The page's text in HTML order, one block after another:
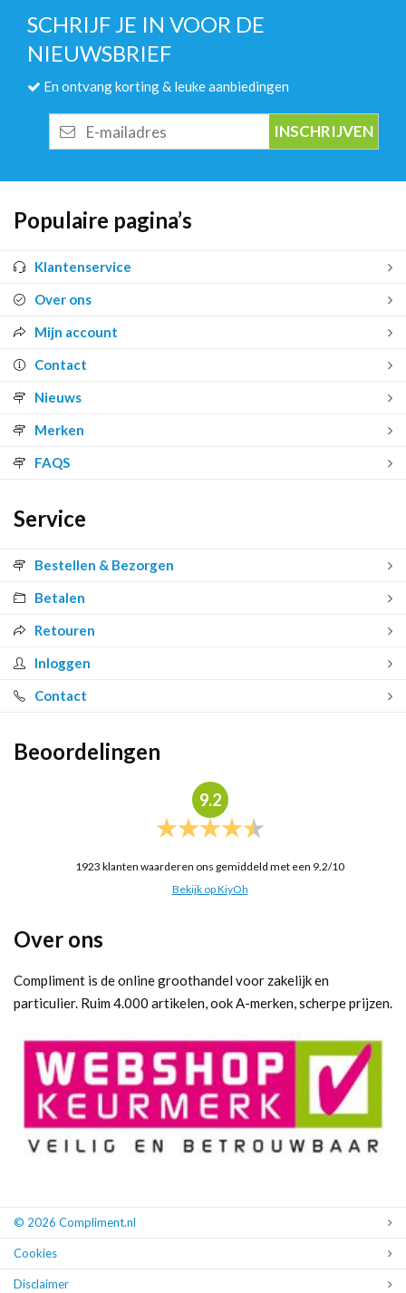
SCHRIJF JE IN VOOR DE
NIEUWSBRIEF
En ontvang korting & leuke aanbiedingen
mailadres
Populaire pagina’s
Klantenservice
Over ons
Mijn account
Contact
Nieuws
Merken
FAQS
Service
Bestellen & Bezorgen
Betalen
Retouren
Inloggen
Contact
Beoordelingen
9.2
1923 klanten waarderen ons gemiddeld met een 9.2/10
Bekijk op KiyOh
Over ons
Compliment is de online groothandel voor zakelijk en
particulier. Ruim 4.000 artikelen, ook A-merken, scherpe prijzen.
© 2026 Compliment.nl
Cookies
Disclaimer